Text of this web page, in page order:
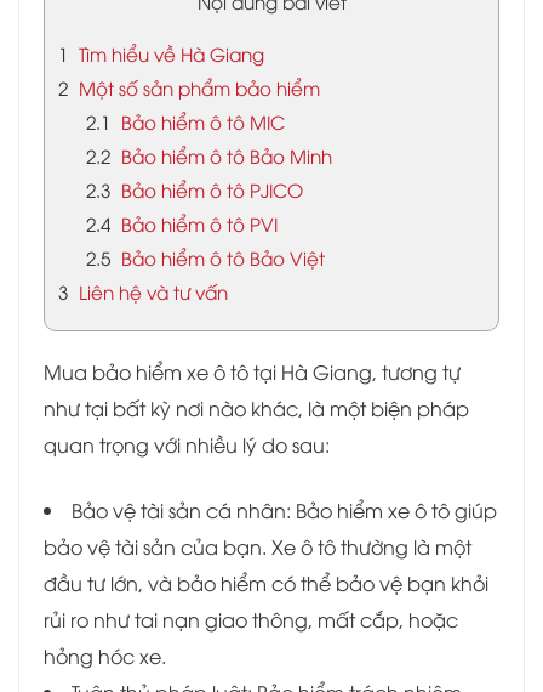
1 Tìm hiểu về Hà Giang
2 Một số sản phẩm bảo hiểm
2.1
Bảo hiểm ô tô MIC
2.2 Bảo hiểm ô tô Bảo Minh
2.3 Bảo hiểm ô tô PJICO
2.4 Bảo hiểm ô tô PVI
2.5 Bảo hiểm ô tô Bảo Việt
3 Liên hệ và tư vấn
Mua bảo hiểm xe ô tô tại Hà Giang, tương tự
như tại bất kỳ nơi nào khác, là một biện pháp
quan trọng với nhiều lý do sau:
Bảo vệ tài sản cá nhân: Bảo hiểm xe ô tô giúp
bảo vệ tài sản của bạn. Xe ô tô thường là một
đầu tư lớn, và bảo hiểm có thể bảo vệ bạn khỏi
rủi ro như tai nạn giao thông, mất cắp, hoặc
hỏng hóc xe.